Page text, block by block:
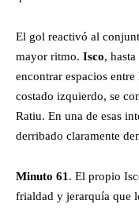
El gol reactivó al
mayor ritmo. Isco,
encontrar espacios
costado izquierdo, se
Ratiu. En una de esas
derribado claramente
Minuto 61 . El propio
frialdad y jerarquía que